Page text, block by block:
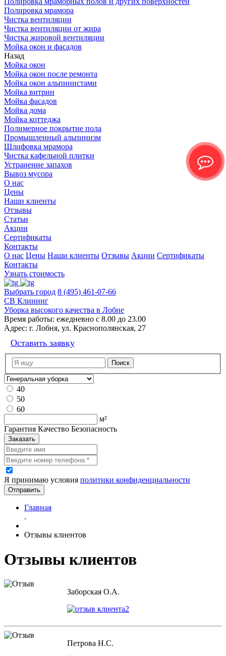
Полировка мрамора
Чистка вентиляции
Чистка вентиляции от жира
Чистка жировой вентиляции
Мойка окон и фасадов
Назад
Мойка окон
Мойка окон после ремонта
Мойка окон альпинистами
Мойка витрин
Мойка фасадов
Мойка дома
Мойка коттеджа
Полимерное покрытие пола
Промышленный альпинизм
Шлифовка мрамора
Чистка кафельной плитки
Устранение запахов
Вывоз мусора
О нас
Цены
Наши клиенты
Отзывы
Статьи
Акции
Сертификаты
Контакты
О нас Цены Наши клиенты Отзывы Акции Сертификаты
Контакты
Узнать стоимость
Выбрать город 8 (495) 461-07-66
СВ Клининг
Уборка высокого качества в Лобне
Время работы: ежедневно с 8.00 до 23.00
Адрес: г. Лобня, ул. Краснополянская, 27
Оставить заявку
40
50
60
м²
Гарантия Качество Безопасность
Заказать
Я принимаю условия политики конфиденциальности
Отправить
Главная
.
Отзывы клиентов
Отзывы клиентов
Заборская О.А.
Петрова Н.С.